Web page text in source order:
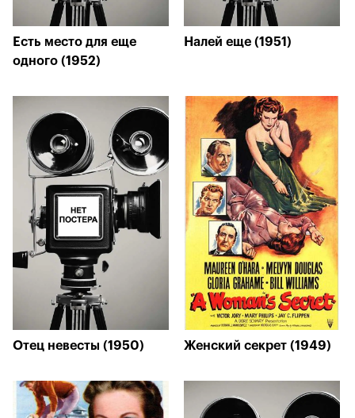
Есть место для еще
одного (1952)
Налей еще (1951)
Отец невесты (1950) Женский секрет (1949)